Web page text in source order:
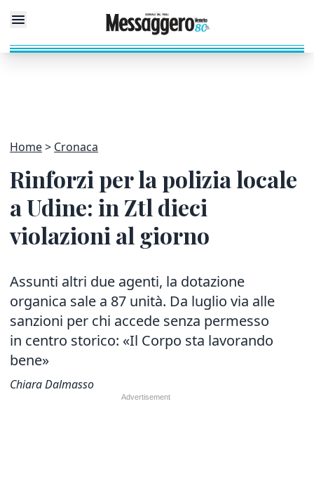
Home Cronaca
Rinforzi per la polizia locale
a Udine: in Ztl dieci
violazioni al giorno
Assunti altri due agenti, la dotazione
organica sale a 87 unità. Da luglio via alle
sanzioni per chi accede senza permesso
in centro storico: «Il Corpo sta lavorando
bene»
Chiara Dalmasso